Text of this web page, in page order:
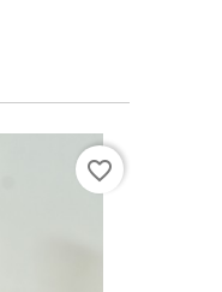
favorite_border